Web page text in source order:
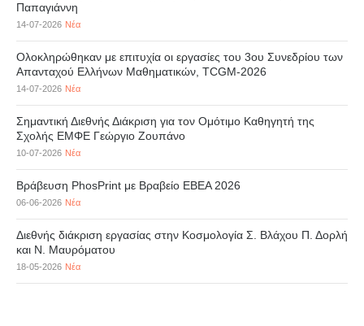
Παπαγιάννη
14-07-2026 Νέα
Ολοκληρώθηκαν με επιτυχία οι εργασίες του 3ου Συνεδρίου των
Απανταχού Ελλήνων Μαθηματικών, TCGM-2026
14-07-2026 Νέα
Σημαντική Διεθνής Διάκριση για τον Ομότιμο Καθηγητή της
Σχολής ΕΜΦΕ Γεώργιο Ζουπάνο
10-07-2026 Νέα
Βράβευση PhosPrint με Βραβείο ΕΒΕΑ 2026
06-06-2026 Νέα
Διεθνής διάκριση εργασίας στην Κοσμολογία Σ. Βλάχου Π. Δορλή
και Ν. Μαυρόματου
18-05-2026 Νέα